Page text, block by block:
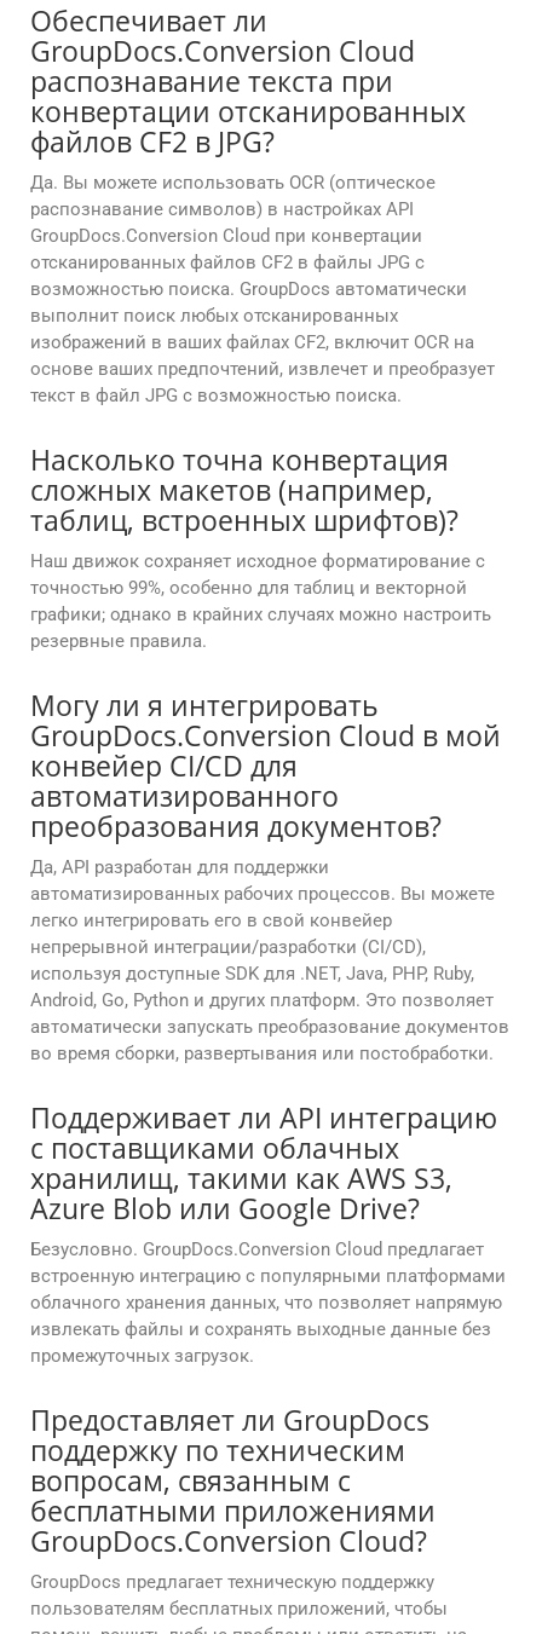
Обеспечивает ли
GroupDocs.Conversion Cloud
распознавание текста при
конвертации отсканированных
файлов CF2 в JPG?
Да. Вы можете использовать OCR (оптическое
распознавание символов) в настройках API
GroupDocs.Conversion Cloud при конвертации
отсканированных файлов CF2 в файлы JPG с
возможностью поиска. GroupDocs автоматически
выполнит поиск любых отсканированных
изображений в ваших файлах CF2, включит OCR на
основе ваших предпочтений, извлечет и преобразует
текст в файл JPG с возможностью поиска.
Насколько точна конвертация
сложных макетов (например,
таблиц, встроенных шрифтов)?
Наш движок сохраняет исходное форматирование с
точностью 99%, особенно для таблиц и векторной
графики; однако в крайних случаях можно настроить
резервные правила.
Могу ли я интегрировать
GroupDocs.Conversion Cloud в мой
конвейер CI/CD для
автоматизированного
преобразования документов?
Да, API разработан для поддержки
автоматизированных рабочих процессов. Вы можете
легко интегрировать его в свой конвейер
непрерывной интеграции/разработки (CI/CD),
используя доступные SDK для .NET, Java, PHP, Ruby,
Android, Go, Python и других платформ. Это позволяет
автоматически запускать преобразование документов
во время сборки, развертывания или постобработки.
Поддерживает ли API интеграцию
с поставщиками облачных
хранилищ, такими как AWS S3,
Azure Blob или Google Drive?
Безусловно. GroupDocs.Conversion Cloud предлагает
встроенную интеграцию с популярными платформами
облачного хранения данных, что позволяет напрямую
извлекать файлы и сохранять выходные данные без
промежуточных загрузок.
Предоставляет ли GroupDocs
поддержку по техническим
вопросам, связанным с
бесплатными приложениями
GroupDocs.Conversion Cloud?
GroupDocs предлагает техническую поддержку
пользователям бесплатных приложений, чтобы